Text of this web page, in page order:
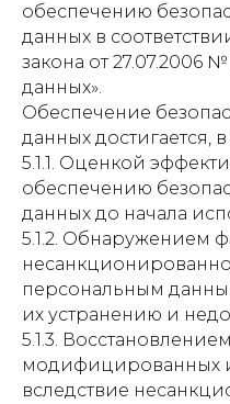
обеспечению
данных в
закона от 27.07.2006
данных».
Обеспечение
данных достигается, в
5.1.1. Оценкой
обеспечению
данных до начала
5.1.2. Обнаружением
персональным
их устранению и
5.1.3.
модифицированных
вследствие